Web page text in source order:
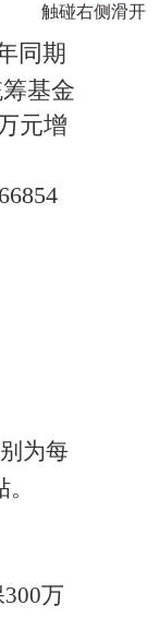
触碰右侧滑开
同期
基金
元增
为每
300万